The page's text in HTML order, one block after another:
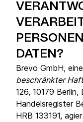
DATEN?
Brevo GmbH,
beschränkter
126, 10179
Handelsregister
HRB 133191,